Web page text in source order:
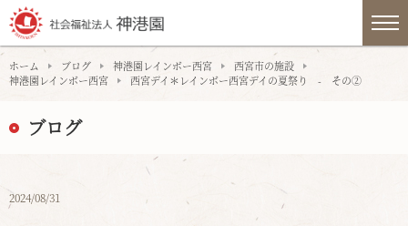
ホーム ブログ 神港園レインボー西宮
西宮市の施設
神港園レインボー西宮
西宮デイ＊レインボー西宮デイの夏祭り - その②
ブログ
2024/08/31